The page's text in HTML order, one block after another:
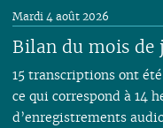
Bilan du mois
Mardi 4 août 2026
15 transcriptions ont
ce qui correspond à 14
d’enregistrements